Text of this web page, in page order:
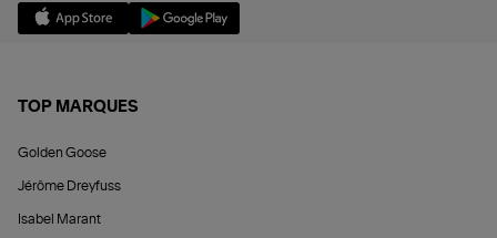
TOP MARQUES
Golden Goose
Jérôme Dreyfuss
Isabel Marant